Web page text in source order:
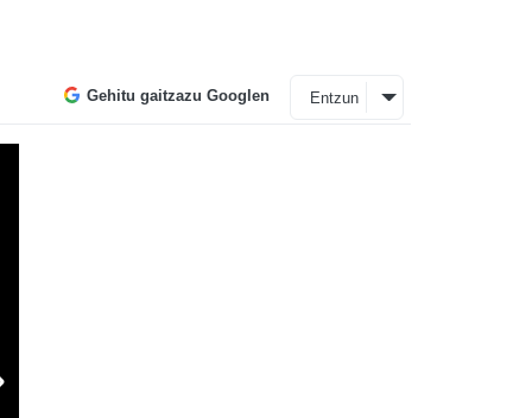
Gehitu gaitzazu Googlen Entzun